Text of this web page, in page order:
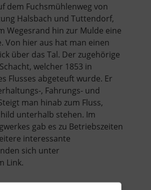
dem Fuchsmühlenweg von
Halsbach und Tuttendorf,
Wegesrand hin zur Mulde eine
Von hier aus hat man einen
über das Tal. Der zugehörige
welcher 1853 in
Flusses abgeteuft wurde. Er
, Fahrungs- und
man hinab zum Fluss,
unterhalb stehen. Im
gab es zu Betriebszeiten
interessante
sich unter
Link.